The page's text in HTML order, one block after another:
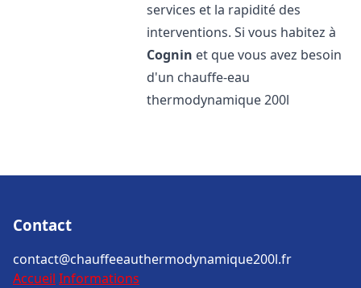
services et la rapidité des
interventions. Si vous habitez à
Cognin et que vous avez besoin
d'un chauffe-eau
thermodynamique 200l
Contact
contact@chauffeeauthermodynamique200l.fr
Accueil Informations